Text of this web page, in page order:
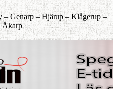
–Genarp –Hjärup –Klågerup –
Åkarp